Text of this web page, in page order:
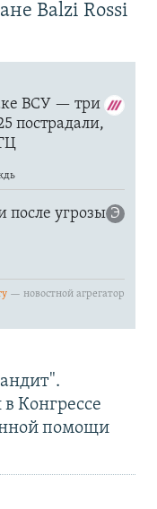
Balzi Rossi
Конгрессе
помощи